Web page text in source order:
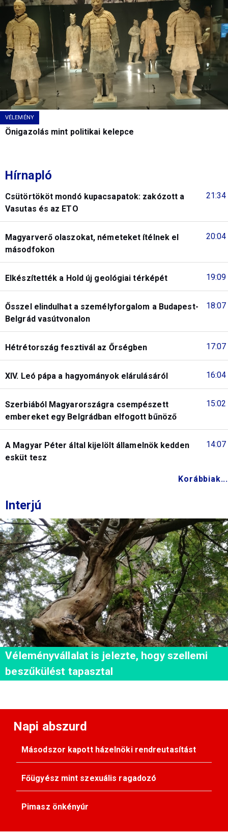
VÉLEMÉNY
Önigazolás mint politikai kelepce
Hírnapló
21:34
Csütörtököt mondó kupacsapatok: zakózott a
Vasutas és az ETO
20:04
Magyarverő olaszokat, németeket ítélnek el
másodfokon
19:09
Elkészítették a Hold új geológiai térképét
18:07
Ősszel elindulhat a személyforgalom a Budapest-
Belgrád vasútvonalon
17:07
Hétrétország fesztivál az Őrségben
16:04
XIV. Leó pápa a hagyományok elárulásáról
15:02
Szerbiából Magyarországra csempészett
embereket egy Belgrádban elfogott bűnöző
14:07
A Magyar Péter által kijelölt államelnök kedden
esküt tesz
Korábbiak...
Interjú
Véleményvállalat is jelezte, hogy szellemi
beszűkülést tapasztal
Napi abszurd
Másodszor kapott házelnöki rendreutasítást
Főügyész mint szexuális ragadozó
Pimasz önkényúr